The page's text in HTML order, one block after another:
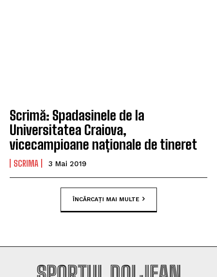
Scrimă: Spadasinele de la
Universitatea Craiova,
vicecampioane naționale de tineret
SCRIMA 3 Mai 2019
ÎNCĂRCAȚI MAI MULTE